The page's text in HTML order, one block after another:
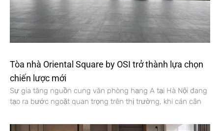
Tòa nhà Oriental Square by OSI trở thành lựa chọn
chiến lược mới
Sự gia tăng nguồn cung văn phòng hạng A tại Hà Nội đang
tạo ra bước ngoặt quan trọng trên thị trường, khi cán cân